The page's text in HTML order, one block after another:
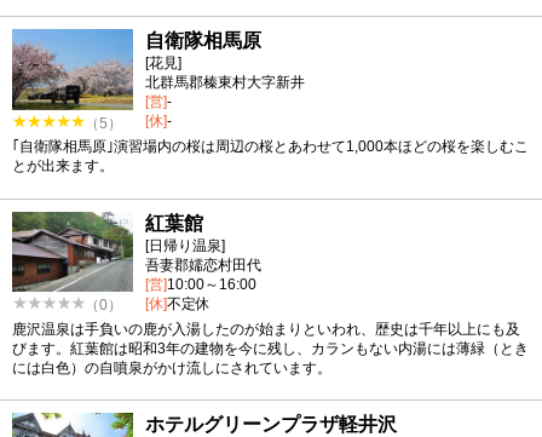
（5）
自衛隊相馬原
[花見]
北群馬郡榛東村大字新井
[営]-
[休]-
｢自衛隊相馬原｣演習場内の桜は周辺の桜とあわせて1,000本ほどの桜を楽しむこ
とが出来ます。
（0）
紅葉館
[日帰り温泉]
吾妻郡嬬恋村田代
[営]10:00～16:00
[休]不定休
鹿沢温泉は手負いの鹿が入湯したのが始まりといわれ、歴史は千年以上にも及
びます。紅葉館は昭和3年の建物を今に残し、カランもない内湯には薄緑（とき
には白色）の自噴泉がかけ流しにされています。
ホテルグリーンプラザ軽井沢